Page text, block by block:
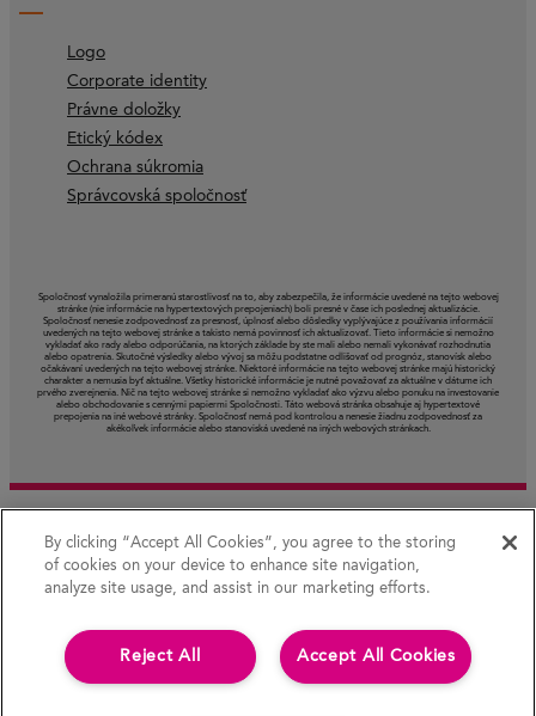
Logo
Corporate identity
Právne doložky
Etický kódex
Ochrana súkromia
Správcovská spoločnosť
Spoločnosť vynaložila primeranú starostlivosť na to, aby zabezpečila, že informácie uvedené na tejto webovej
stránke (nie informácie na hypertextových prepojeniach) boli presné v čase ich poslednej aktualizácie.
Spoločnosť nenesie zodpovednosť za presnosť, úplnosť alebo dôsledky vyplývajúce z používania informácií
uvedených na tejto webovej stránke a takisto nemá povinnosť ich aktualizovať. Tieto informácie si nemožno
vykladať ako rady alebo odporúčania, na ktorých základe by ste mali alebo nemali vykonávať rozhodnutia
alebo opatrenia. Skutočné výsledky alebo vývoj sa môžu podstatne odlišovať od prognóz, stanovísk alebo
očakávaní uvedených na tejto webovej stránke. Niektoré informácie na tejto webovej stránke majú historický
charakter a nemusia byť aktuálne. Všetky historické informácie je nutné považovať za aktuálne v dátume ich
prvého zverejnenia. Nič na tejto webovej stránke si nemožno vykladať ako výzvu alebo ponuku na investovanie
alebo obchodovanie s cennými papiermi Spoločnosti. Táto webová stránka obsahuje aj hypertextové
prepojenia na iné webové stránky. Spoločnosť nemá pod kontrolou a nenesie žiadnu zodpovednosť za
akékoľvek informácie alebo stanoviská uvedené na iných webových stránkach.
By clicking “Accept All Cookies”, you agree to the storing
of cookies on your device to enhance site navigation,
analyze site usage, and assist in our marketing efforts.
Accept All Cookies
Reject All